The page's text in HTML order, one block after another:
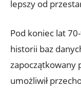
lepszy od
Pod koniec lat
‌historii baz
zapoczątkowany
umożliwił